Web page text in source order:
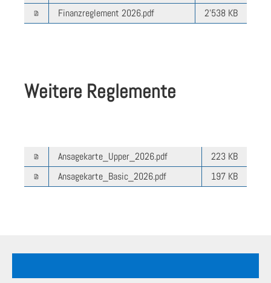
Finanzreglement 2026.pdf
2'538 KB
Weitere Reglemente
Ansagekarte_Upper_2026.pdf
223 KB
Ansagekarte_Basic_2026.pdf
197 KB